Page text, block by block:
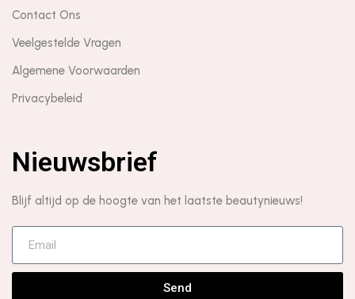
Contact Ons
Veelgestelde Vragen
Algemene Voorwaarden
Privacybeleid
Nieuwsbrief
Blijf altijd op de hoogte van het laatste beautynieuws!
Send